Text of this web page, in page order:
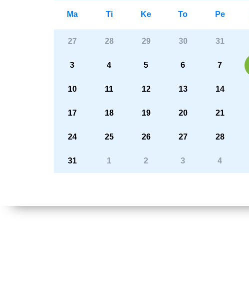
Ma Ti Ke To Pe
27 28 29 30 31
3 4 5 6 7
10 11 12 13 14
17 18 19 20 21
24 25 26 27 28
31 1 2 3 4